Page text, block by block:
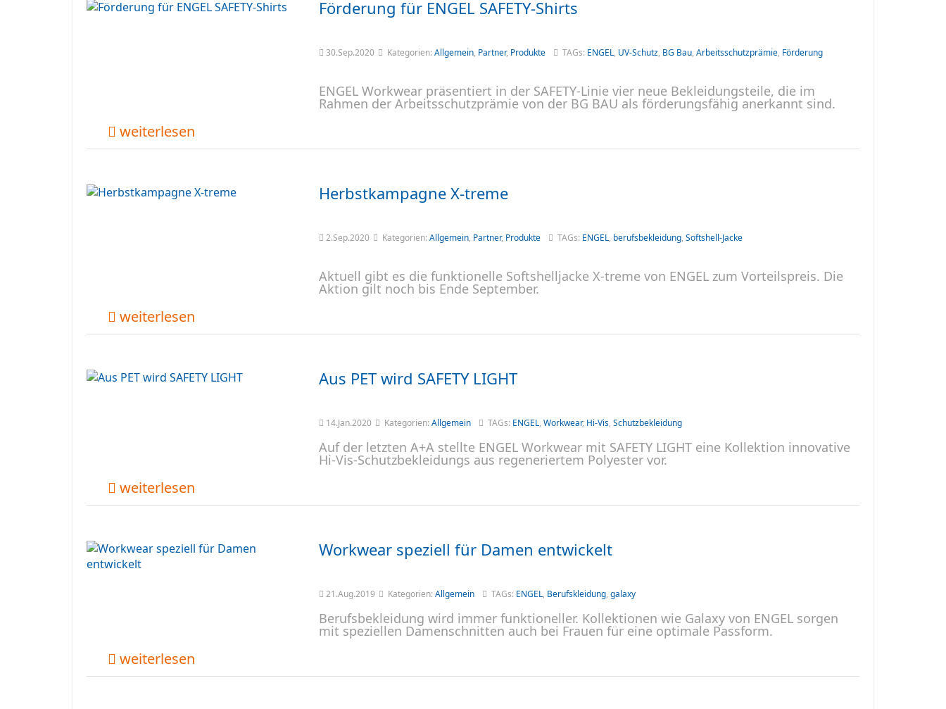
Förderung für ENGEL SAFETY-Shirts
30.Sep.2020 Kategorien:Allgemein, Partner, Produkte TAGs: ENGEL, UV-Schutz, BG Bau, Arbeitsschutzprämie, Förderung
ENGEL Workwear präsentiert in der SAFETY-Linie vier neue Bekleidungsteile, die im
Rahmen der Arbeitsschutzprämie von der BG BAU als förderungsfähig anerkannt sind.
weiterlesen
Herbstkampagne X-treme
2.Sep.2020 Kategorien:Allgemein, Partner, Produkte TAGs: ENGEL, berufsbekleidung, Softshell-Jacke
Aktuell gibt es die funktionelle Softshelljacke X-treme von ENGEL zum Vorteilspreis. Die
Aktion gilt noch bis Ende September.
weiterlesen
Aus PET wird SAFETY LIGHT
14.Jan.2020 Kategorien:Allgemein TAGs: ENGEL, Workwear, Hi-Vis, Schutzbekleidung
Auf der letzten A+A stellte ENGEL Workwear mit SAFETY LIGHT eine Kollektion innovative
Hi-Vis-Schutzbekleidungs aus regeneriertem Polyester vor.
weiterlesen
Workwear speziell für Damen entwickelt
21.Aug.2019 Kategorien:Allgemein TAGs: ENGEL, Berufskleidung, galaxy
Berufsbekleidung wird immer funktioneller. Kollektionen wie Galaxy von ENGEL sorgen
mit speziellen Damenschnitten auch bei Frauen für eine optimale Passform.
weiterlesen